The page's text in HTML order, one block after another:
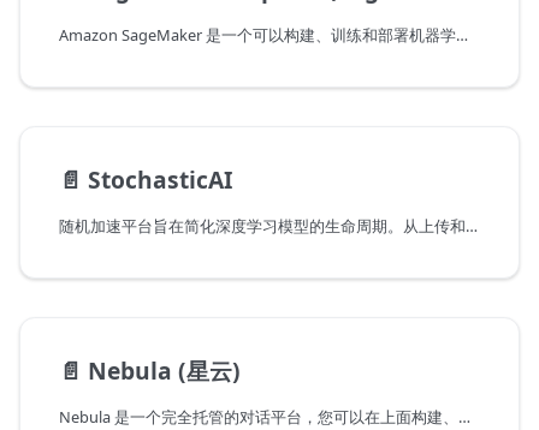
Amazon SageMaker 是一个可以构建、训练和部署机器学习（ML）模型的系统，适用于任何用例，具备完全托管的基础设施、工具和工作流程。
📄️ StochasticAI
随机加速平台旨在简化深度学习模型的生命周期。从上传和版本控制模型，通过训练、压缩和加速，到将其投入生产。
📄️ Nebula (星云)
Nebula 是一个完全托管的对话平台，您可以在上面构建、部署和管理可扩展的人工智能应用程序。